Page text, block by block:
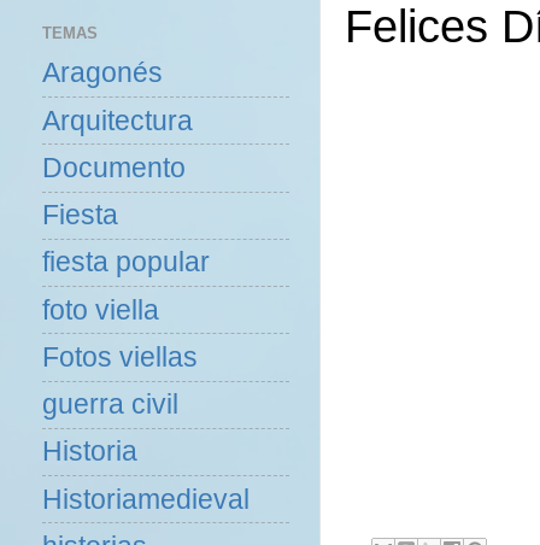
Felices
TEMAS
Aragonés
Arquitectura
Documento
Fiesta
fiesta popular
foto viella
Fotos viellas
guerra civil
Historia
Historiamedieval